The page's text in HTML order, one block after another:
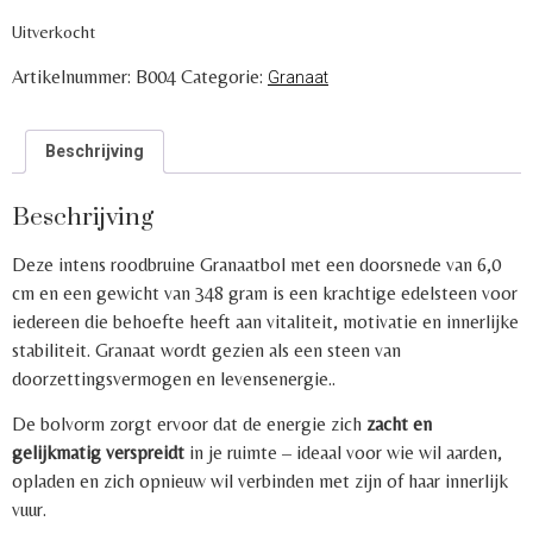
Uitverkocht
Artikelnummer: B004 Categorie: Granaat
Beschrijving
Beschrijving
Deze intens roodbruine Granaatbol met een doorsnede van 6,0
cm en een gewicht van 348 gram is een krachtige edelsteen voor
iedereen die behoefte heeft aan vitaliteit, motivatie en innerlijke
stabiliteit. Granaat wordt gezien als een steen van
doorzettingsvermogen en levensenergie..
De bolvorm zorgt ervoor dat de energie zich zacht en
gelijkmatig verspreidt in je ruimte – ideaal voor wie wil aarden,
opladen en zich opnieuw wil verbinden met zijn of haar innerlijk
vuur.